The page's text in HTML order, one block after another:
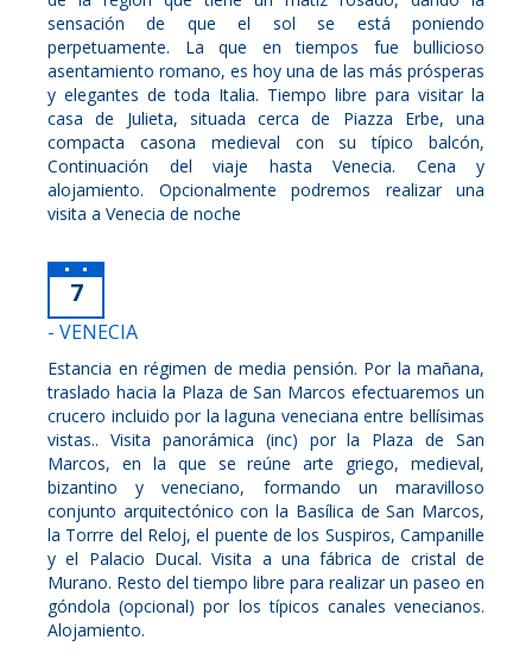
sensación de que el sol se está poniendo
perpetuamente. La que en tiempos fue bullicioso
asentamiento romano, es hoy una de las más prósperas
y elegantes de toda Italia. Tiempo libre para visitar la
casa de Julieta, situada cerca de Piazza Erbe, una
compacta casona medieval con su típico balcón,
Continuación del viaje hasta Venecia. Cena y
alojamiento. Opcionalmente podremos realizar una
visita a Venecia de noche
7
- VENECIA
Estancia en régimen de media pensión. Por la mañana,
traslado hacia la Plaza de San Marcos efectuaremos un
crucero incluido por la laguna veneciana entre bellísimas
vistas.. Visita panorámica (inc) por la Plaza de San
Marcos, en la que se reúne arte griego, medieval,
bizantino y veneciano, formando un maravilloso
conjunto arquitectónico con la Basílica de San Marcos,
la Torrre del Reloj, el puente de los Suspiros, Campanille
y el Palacio Ducal. Visita a una fábrica de cristal de
Murano. Resto del tiempo libre para realizar un paseo en
góndola (opcional) por los típicos canales venecianos.
Alojamiento.